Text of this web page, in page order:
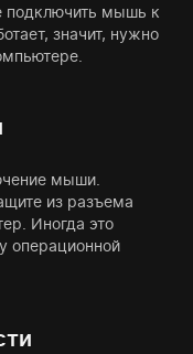
подключить мышь к
значит, нужно
мыши.
из разъема
Иногда это
операционной